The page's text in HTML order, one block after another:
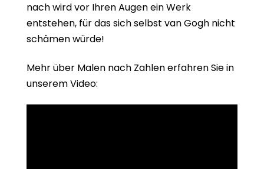
nach wird vor Ihren Augen ein Werk
entstehen, für das sich selbst van Gogh nicht
schämen würde!
Mehr über Malen nach Zahlen erfahren Sie in
unserem Video: